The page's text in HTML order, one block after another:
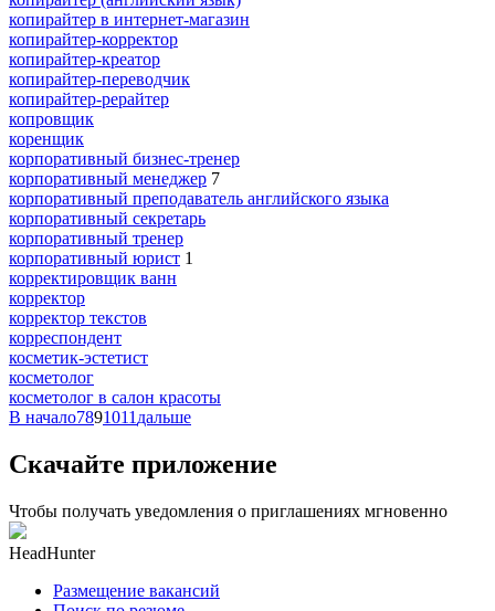
копирайтер в интернет-магазин
копирайтер-корректор
копирайтер-креатор
копирайтер-переводчик
копирайтер-рерайтер
копровщик
коренщик
корпоративный бизнес-тренер
корпоративный менеджер 7
корпоративный преподаватель английского языка
корпоративный секретарь
корпоративный тренер
корпоративный юрист 1
корректировщик ванн
корректор
корректор текстов
корреспондент
косметик-эстетист
косметолог
косметолог в салон красоты
В начало7891011 дальше
Скачайте приложение
Чтобы получать уведомления о приглашениях мгновенно
HeadHunter
Размещение вакансий